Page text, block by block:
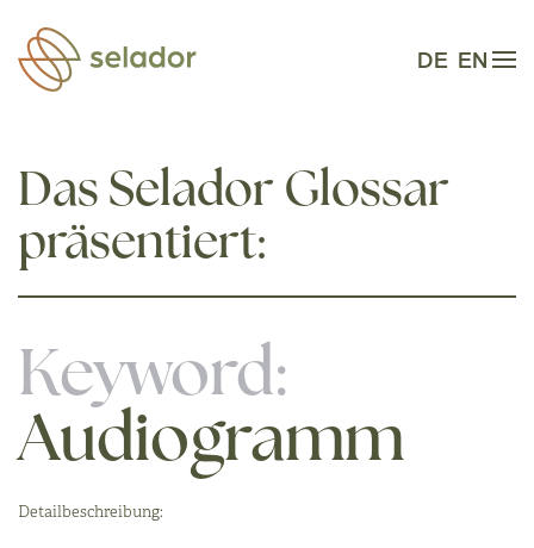
Zum Hauptinhalt springen DE EN
Das Selador Glossar
präsentiert:
Keyword:
Audiogramm
Detailbeschreibung: